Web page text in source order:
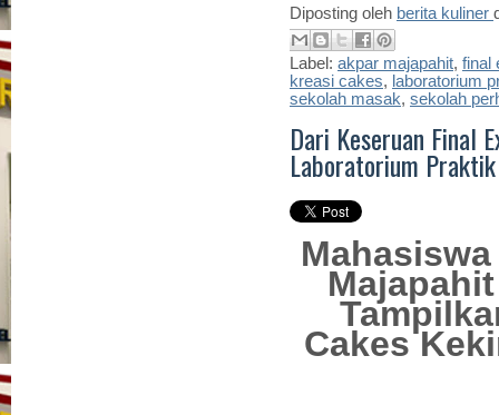
Diposting oleh berita kuliner
Label: akpar majapahit, final
kreasi cakes, laboratorium
sekolah masak, sekolah
Dari Keseruan Final
Laboratorium
Cakes